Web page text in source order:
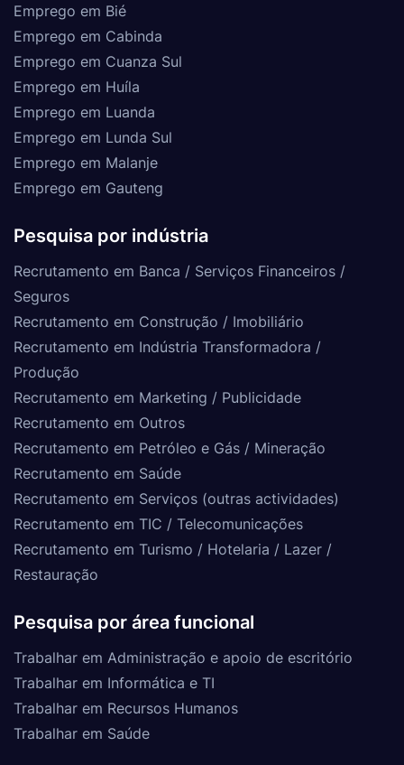
Emprego em Bié
Emprego em Cabinda
Emprego em Cuanza Sul
Emprego em Huíla
Emprego em Luanda
Emprego em Lunda Sul
Emprego em Malanje
Emprego em Gauteng
Pesquisa por indústria
Recrutamento em Banca / Serviços Financeiros /
Seguros
Recrutamento em Construção / Imobiliário
Recrutamento em Indústria Transformadora /
Produção
Recrutamento em Marketing / Publicidade
Recrutamento em Outros
Recrutamento em Petróleo e Gás / Mineração
Recrutamento em Saúde
Recrutamento em Serviços (outras actividades)
Recrutamento em TIC / Telecomunicações
Recrutamento em Turismo / Hotelaria / Lazer /
Restauração
Pesquisa por área funcional
Trabalhar em Administração e apoio de escritório
Trabalhar em Informática e TI
Trabalhar em Recursos Humanos
Trabalhar em Saúde